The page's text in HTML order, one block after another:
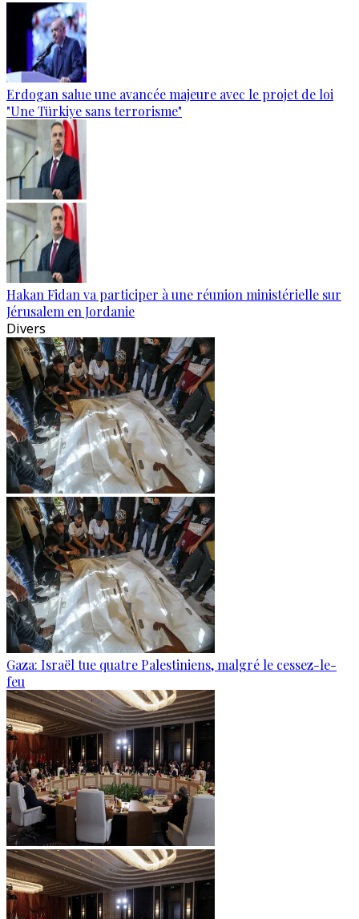
Erdogan salue une avancée majeure avec le projet de loi
"Une Türkiye sans terrorisme"
Hakan Fidan va participer à une réunion ministérielle sur
Jérusalem en Jordanie
Divers
Gaza: Israël tue quatre Palestiniens, malgré le cessez-le-
feu